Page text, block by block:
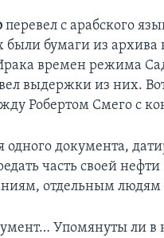
перевел с арабского
были бумаги из
времен режима
выдержки из них.
Робертом Смего с
документа,
часть своей
отдельным людям
Упомянуты ли в